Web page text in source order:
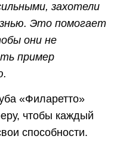
захотели
Это помогает
они не
пример
«Филаретто»
чтобы каждый
способности.